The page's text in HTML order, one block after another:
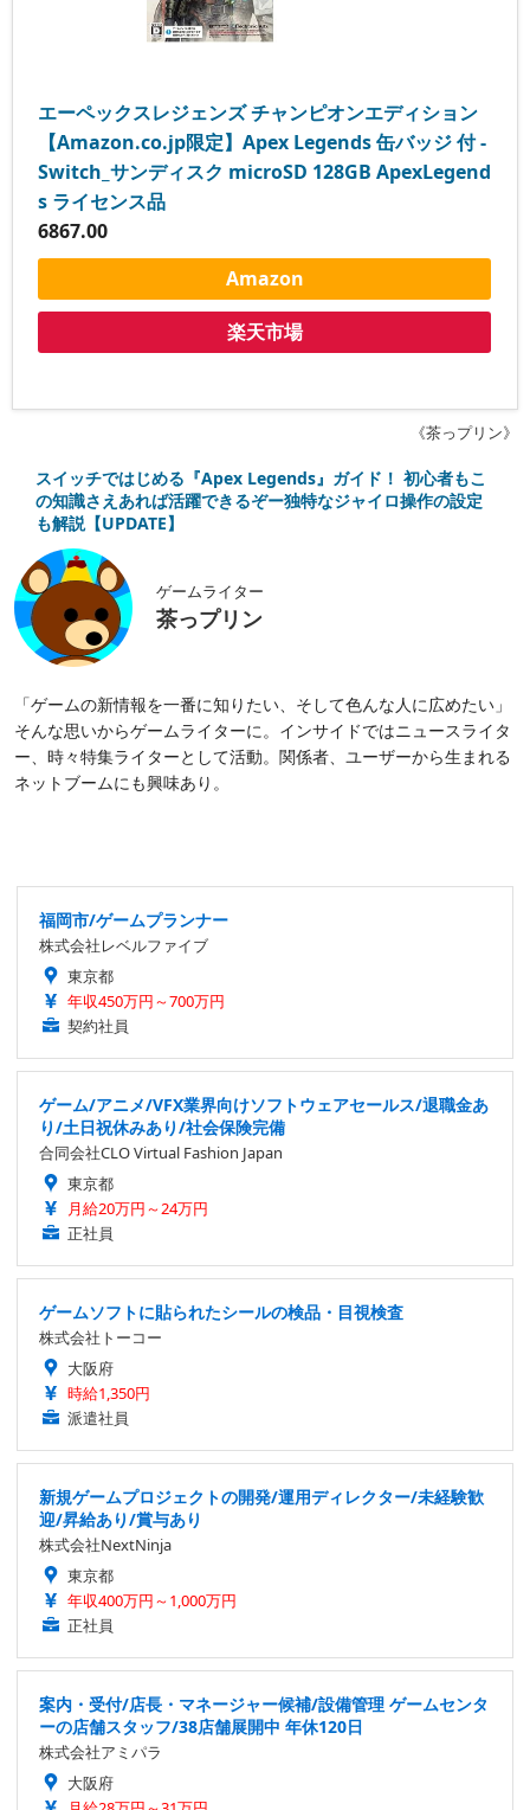
エーペックスレジェンズ チャンピオンエディション
【Amazon.co.jp限定】Apex Legends 缶バッジ 付 -
Switch_サンディスク microSD 128GB ApexLegend
s ライセンス品
6867.00
Amazon
楽天市場
《茶っプリン》
スイッチではじめる『Apex Legends』ガイド！ 初心者もこ
の知識さえあれば活躍できるぞー独特なジャイロ操作の設定
も解説【UPDATE】
ゲームライター
茶っプリン
「ゲームの新情報を一番に知りたい、そして色んな人に広めたい」
そんな思いからゲームライターに。インサイドではニュースライタ
ー、時々特集ライターとして活動。関係者、ユーザーから生まれる
ネットブームにも興味あり。
福岡市/ゲームプランナー
株式会社レベルファイブ
東京都
年収450万円～700万円
契約社員
ゲーム/アニメ/VFX業界向けソフトウェアセールス/退職金あ
り/土日祝休みあり/社会保険完備
合同会社CLO Virtual Fashion Japan
東京都
月給20万円～24万円
正社員
ゲームソフトに貼られたシールの検品・目視検査
株式会社トーコー
大阪府
時給1,350円
派遣社員
新規ゲームプロジェクトの開発/運用ディレクター/未経験歓
迎/昇給あり/賞与あり
株式会社NextNinja
東京都
年収400万円～1,000万円
正社員
案内・受付/店長・マネージャー候補/設備管理 ゲームセンタ
ーの店舗スタッフ/38店舗展開中 年休120日
株式会社アミパラ
大阪府